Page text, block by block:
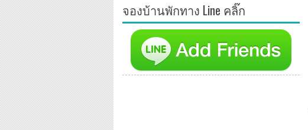
จองบ้านพักทาง Line คลิ๊ก